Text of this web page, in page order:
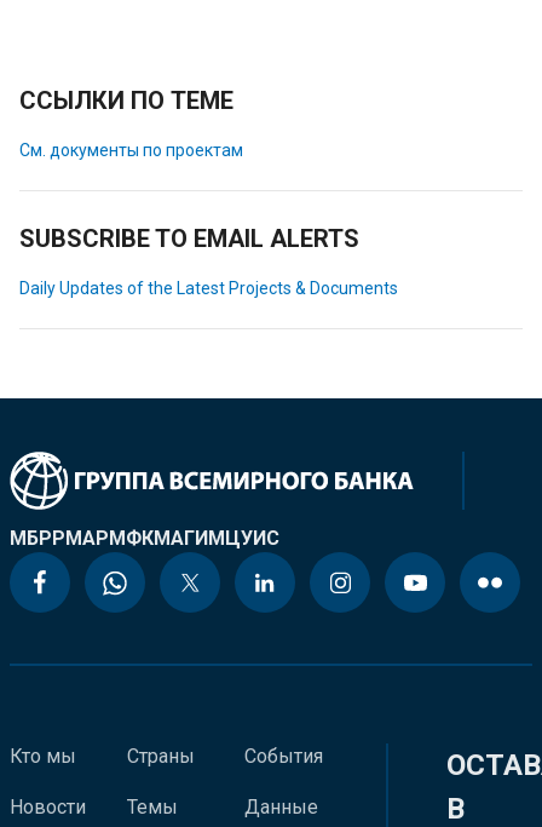
ССЫЛКИ ПО ТЕМЕ
См. документы по проектам
SUBSCRIBE TO EMAIL ALERTS
Daily Updates of the Latest Projects & Documents
МБРРМАРМФКМАГИМЦУИС
Кто мы
Новости
Страны
Темы
События
Данные
В